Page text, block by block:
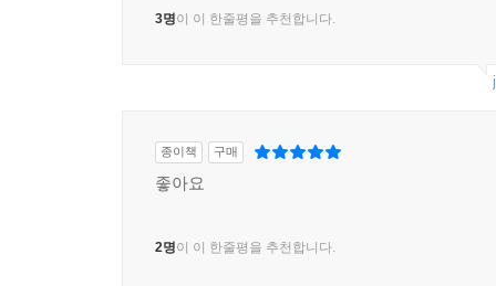
3명이 이 한줄평을 추천합니다.
종이책 구매
좋아요
2명이 이 한줄평을 추천합니다.